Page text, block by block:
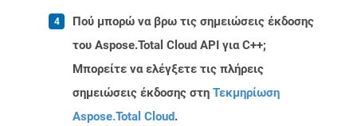
Πού μπορώ να βρω τις σημειώσεις έκδοσης
του Aspose.Total Cloud API για C++;
Μπορείτε να ελέγξετε τις πλήρεις
σημειώσεις έκδοσης στη Τεκμηρίωση
Aspose.Total Cloud.